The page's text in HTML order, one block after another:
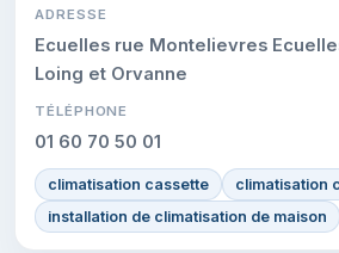
ADRESSE
Ecuelles rue Montelievres
Loing et Orvanne
TÉLÉPHONE
01 60 70 50 01
climatisation cassette
climatisation
installation de climatisation de maison